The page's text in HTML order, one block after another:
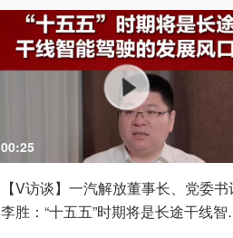
00:25
【V访谈】一汽解放董事长、党委书
李胜：“十五五”时期将是长途干线智